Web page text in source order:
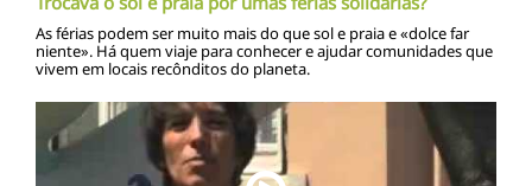
As férias podem ser muito mais do que sol e praia e «dolce far
niente». Há quem viaje para conhecer e ajudar comunidades que
vivem em locais recônditos do planeta.